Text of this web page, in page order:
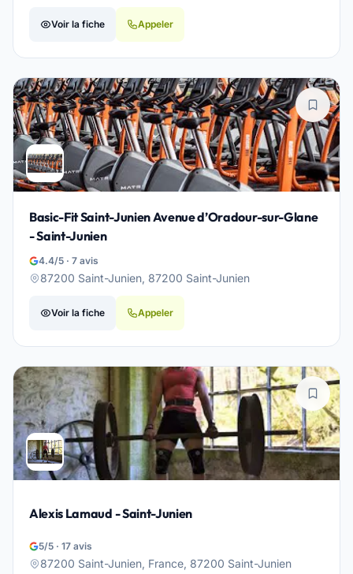
Voir la fiche Appeler
Basic-Fit Saint-Junien Avenue d’Oradour-sur-Glane
- Saint-Junien
4.4/5 · 7 avis
87200 Saint-Junien, 87200 Saint-Junien
Voir la fiche Appeler
Alexis Lamaud - Saint-Junien
5/5 · 17 avis
87200 Saint-Junien, France, 87200 Saint-Junien